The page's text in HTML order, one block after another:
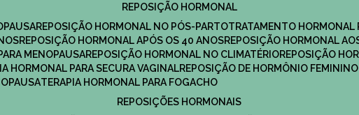
REPOSIÇÃO HORMONAL
REPOSIÇÃO HORMONAL NO PÓS-PARTO
TRATAMENTO
REPOSIÇÃO HORMONAL APÓS OS 40 ANOS
REPOSIÇÃO HORMONAL
MENOPAUSA
REPOSIÇÃO HORMONAL NO CLIMATÉRIO
REPOSIÇÃO
HORMONAL PARA SECURA VAGINAL
REPOSIÇÃO DE HORMÔNIO FEMININO
TERAPIA HORMONAL PARA FOGACHO
REPOSIÇÕES HORMONAIS